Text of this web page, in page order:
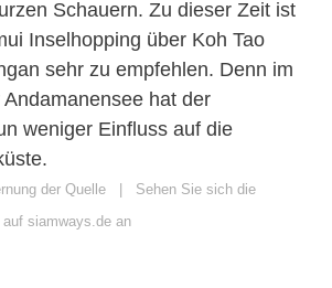
Schauern. Zu dieser Zeit ist
Inselhopping über Koh Tao
sehr zu empfehlen. Denn im
hat der
weniger Einfluss auf die
der Quelle
Sehen Sie sich die
siamways.de an